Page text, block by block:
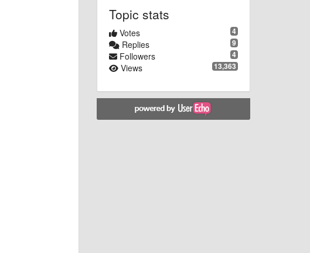
Topic stats
4
Votes
9
Replies
4
Followers
13,363
Views